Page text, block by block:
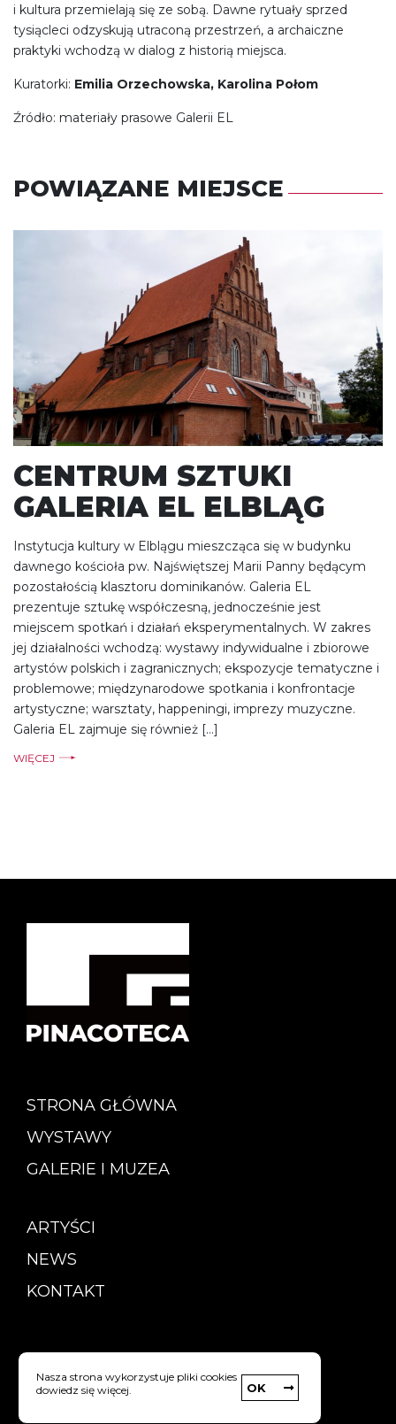
i kultura przemielają się ze sobą. Dawne rytuały sprzed
tysiącleci odzyskują utraconą przestrzeń, a archaiczne
praktyki wchodzą w dialog z historią miejsca.
Kuratorki: Emilia Orzechowska, Karolina Połom
Źródło: materiały prasowe Galerii EL
POWIĄZANE MIEJSCE
CENTRUM SZTUKI
GALERIA EL ELBLĄG
Instytucja kultury w Elblągu mieszcząca się w budynku
dawnego kościoła pw. Najświętszej Marii Panny będącym
pozostałością klasztoru dominikanów. Galeria EL
prezentuje sztukę współczesną, jednocześnie jest
miejscem spotkań i działań eksperymentalnych. W zakres
jej działalności wchodzą: wystawy indywidualne i zbiorowe
artystów polskich i zagranicznych; ekspozycje tematyczne i
problemowe; międzynarodowe spotkania i konfrontacje
artystyczne; warsztaty, happeningi, imprezy muzyczne.
Galeria EL zajmuje się również […]
WIĘCEJ
STRONA GŁÓWNA
WYSTAWY
GALERIE I MUZEA
ARTYŚCI
NEWS
KONTAKT
Copyright © Pinacoteca
Polityka prywatności
Nasza strona wykorzystuje pliki cookies
dowiedz się więcej.
OK